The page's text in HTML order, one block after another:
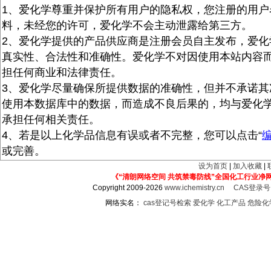
1、爱化学尊重并保护所有用户的隐私权，您注册的用
料，未经您的许可，爱化学不会主动泄露给第三方。
2、爱化学提供的产品供应商是注册会员自主发布，爱
真实性、合法性和准确性。爱化学不对因使用本站内容
担任何商业和法律责任。
3、爱化学尽量确保所提供数据的准确性，但并不承诺
使用本数据库中的数据，而造成不良后果的，均与爱化
承担任何相关责任。
4、若是以上化学品信息有误或者不完整，您可以点击“
或完善。
设为首页 加入收藏
《“清朗网络空间 共筑禁毒防线”全国化工行业净
Copyright 2009-2026www.ichemistry.cn
CAS登录
网络实名： cas登记号检索 爱化学 化工产品 危险化